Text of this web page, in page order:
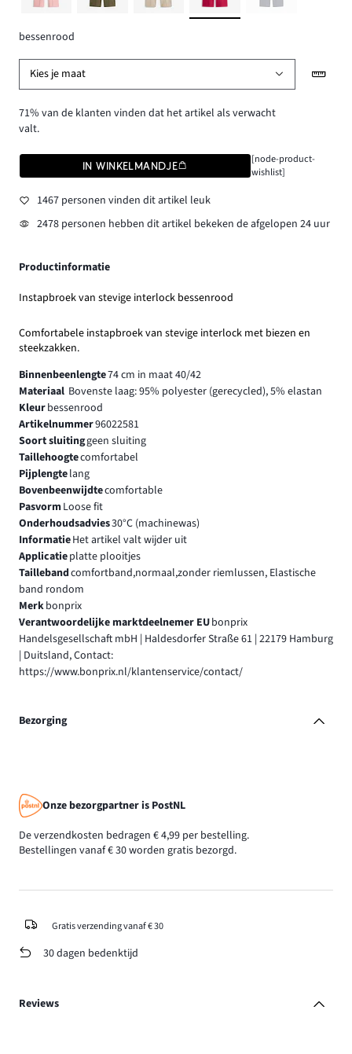
bessenrood
Kies je maat
71% van de klanten vinden dat het artikel als verwacht
valt.
IN WINKELMANDJE
[node-product-
wishlist]
1467 personen vinden dit artikel leuk
2478 personen hebben dit artikel bekeken de afgelopen 24 uur
Productinformatie
Instapbroek van stevige interlock bessenrood
Comfortabele instapbroek van stevige interlock met biezen en
steekzakken.
Binnenbeenlengte74 cm in maat 40/42
Materiaal Bovenste laag: 95% polyester (gerecycled), 5% elastan
Kleurbessenrood
Artikelnummer96022581
Soort sluitinggeen sluiting
Taillehoogtecomfortabel
Pijplengtelang
Bovenbeenwijdtecomfortable
PasvormLoose fit
Onderhoudsadvies30°C (machinewas)
InformatieHet artikel valt wijder uit
Applicatieplatte plooitjes
Taillebandcomfortband,normaal,zonder riemlussen, Elastische
band rondom
Merkbonprix
Verantwoordelijke marktdeelnemer EUbonprix
Handelsgesellschaft mbH | Haldesdorfer Straße 61 | 22179 Hamburg
| Duitsland, Contact:
https://www.bonprix.nl/klantenservice/contact/
Bezorging
Onze bezorgpartner is PostNL
De verzendkosten bedragen € 4,99 per bestelling.
Bestellingen vanaf € 30 worden gratis bezorgd.
Gratis verzending vanaf € 30
30 dagen bedenktijd
Reviews